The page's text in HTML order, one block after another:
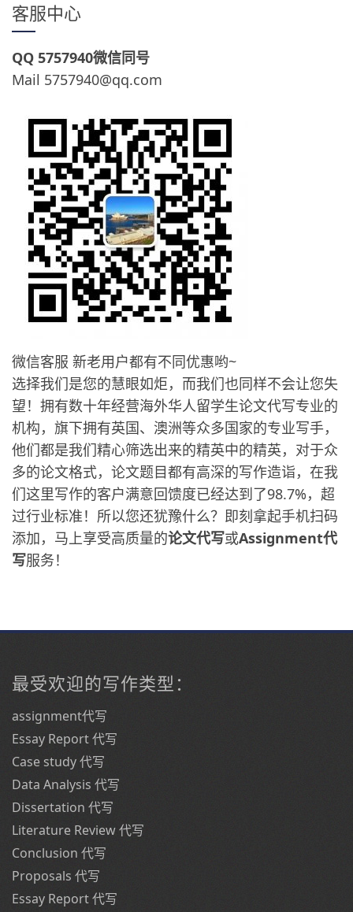
客服中心
QQ 5757940微信同号
Mail 5757940@qq.com
微信客服 新老用户都有不同优惠哟~
选择我们是您的慧眼如炬，而我们也同样不会让您失
望！拥有数十年经营海外华人留学生论文代写专业的
机构，旗下拥有英国、澳洲等众多国家的专业写手，
他们都是我们精心筛选出来的精英中的精英，对于众
多的论文格式，论文题目都有高深的写作造诣，在我
们这里写作的客户满意回馈度已经达到了98.7%，超
过行业标准！所以您还犹豫什么？即刻拿起手机扫码
添加，马上享受高质量的论文代写或Assignment代
写服务！
最受欢迎的写作类型：
assignment代写
Essay Report 代写
Case study 代写
Data Analysis 代写
Dissertation 代写
Literature Review 代写
Conclusion 代写
Proposals 代写
Essay Report 代写